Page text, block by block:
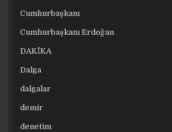
Cumhurbaşkanı
Cumhurbaşkanı Erdoğan
DAKİKA
Dalga
dalgalar
demir
denetim